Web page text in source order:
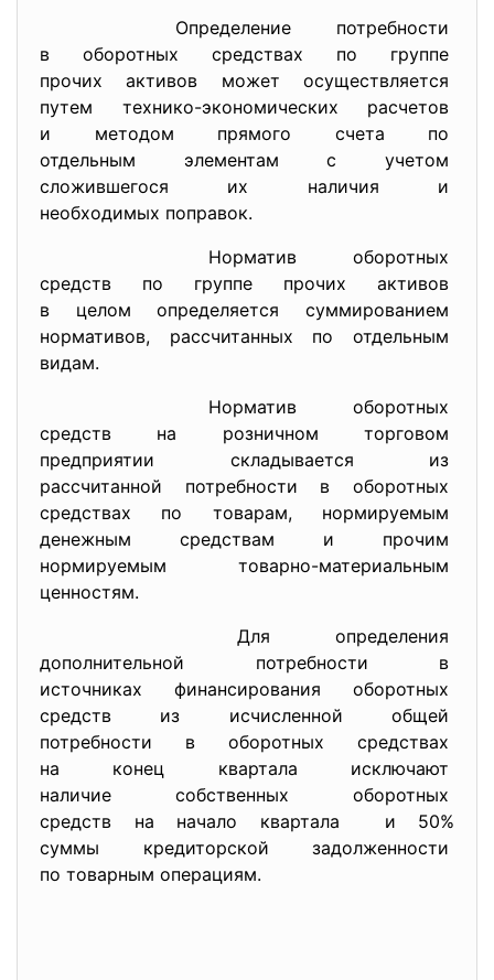
Определение потребности
в оборотных средствах по группе
прочих активов может осуществляется
путем технико-экономических расчетов
и методом прямого счета по
отдельным элементам с учетом
сложившегося их наличия и
необходимых поправок.
Норматив оборотных
средств по группе прочих активов
в целом определяется суммированием
нормативов, рассчитанных по отдельным
видам.
Норматив оборотных
средств на розничном торговом
предприятии складывается из
рассчитанной потребности в оборотных
средствах по товарам, нормируемым
денежным средствам и прочим
нормируемым товарно-материальным
ценностям.
Для определения
дополнительной потребности в
источниках финансирования оборотных
средств из исчисленной общей
потребности в оборотных средствах
на конец квартала исключают
наличие собственных оборотных
средств на начало квартала и 50%
суммы кредиторской задолженности
по товарным операциям.